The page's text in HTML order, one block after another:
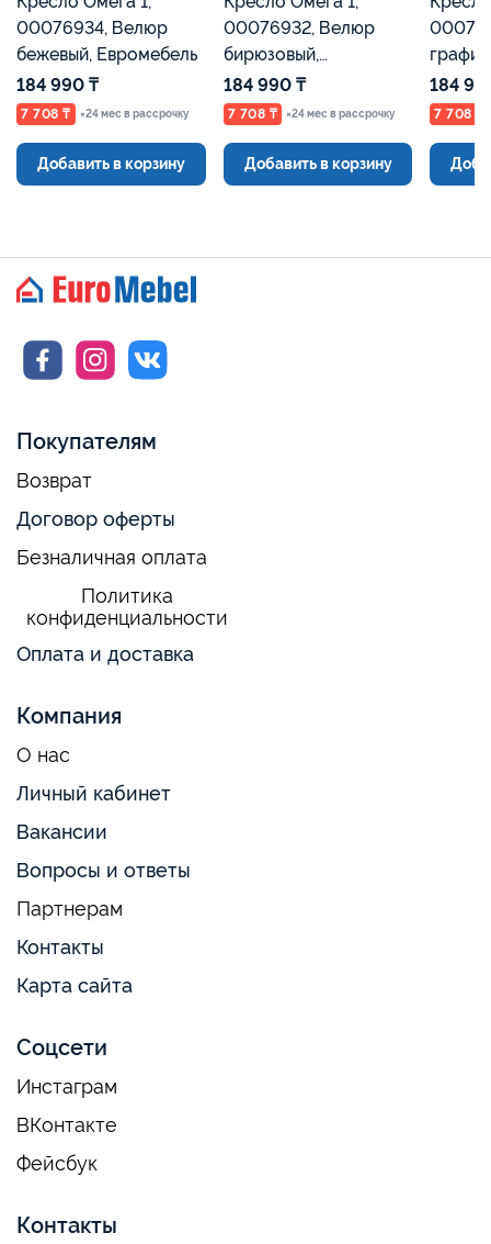
00076934, Велюр
бежевый, Евромебель
184 990 ₸
7 708 ₸ ×24 мес в рассрочку
Добавить в корзину
00076932, Велюр
бирюзовый,
Евромебель
184 990 ₸
7 708 ₸ ×24 мес в рассрочку
Добавить в корзину
184
7 708 ₸
Покупателям
Возврат
Договор оферты
Безналичная оплата
Политика
конфиденциальности
Оплата и доставка
Компания
О нас
Личный кабинет
Вакансии
Вопросы и ответы
Партнерам
Контакты
Карта сайта
Соцсети
Инстаграм
ВКонтакте
Фейсбук
Контакты